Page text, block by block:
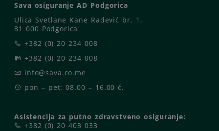
Sava osiguranje AD Podgorica
Ulica Svetlane Kane Radević br. 1,
81 000 Podgorica
+382 (0) 20 234 008
+382 (0) 20 234 008
info@sava.co.me
pon – pet: 08.00 – 16.00 č.
Asistencija za putno zdravstveno osiguranje:
+382 (0) 20 403 033